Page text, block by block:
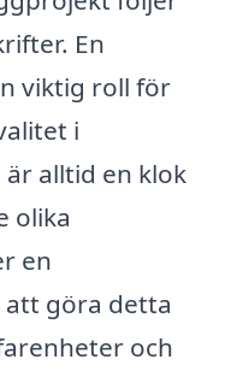
En
viktig roll för
i
alltid en klok
olika
en
göra detta
och